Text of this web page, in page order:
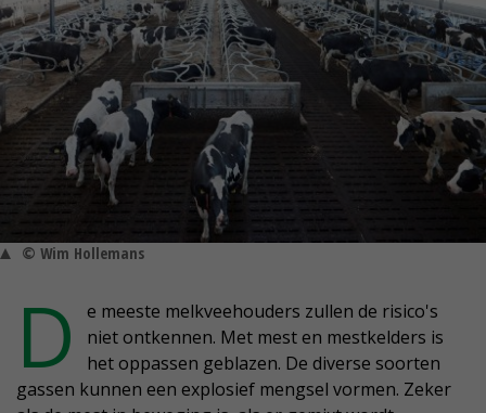
© Wim Hollemans
D
e meeste melkveehouders zullen de risico's
niet ontkennen. Met mest en mestkelders is
het oppassen geblazen. De diverse soorten
gassen kunnen een explosief mengsel vormen. Zeker